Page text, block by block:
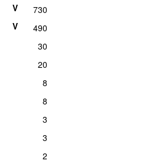
V
730
V
490
30
20
8
8
3
3
2